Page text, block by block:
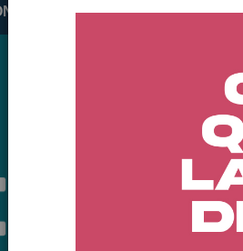
RECEPTION